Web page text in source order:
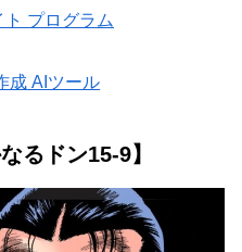
プログラム
成 AIツール
るドン15-9】